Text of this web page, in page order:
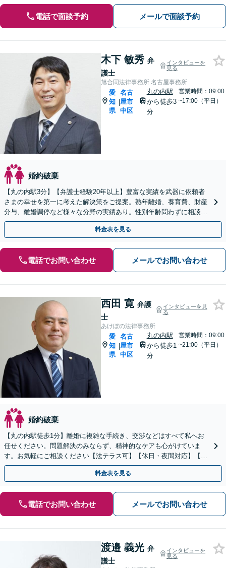
電話で面談予約 メールで面談予約
木下 敏秀 弁
護士
インタビューを
見る
旭合同法律事務所 名古屋事務所
愛
知
県
|
名古
屋市
中区
丸の内駅
から徒歩3
分
営業時間：09:00
~17:00（平日）
婚約破棄
【丸の内駅3分】【弁護士経験20年以上】豊富な実績を武器に依頼者
さまの幸せを第一に考えた解決策をご提案。熟年離婚、養育費、財産
分与、離婚調停など様々な分野の実績あり。性別年齢問わずに相談を
受け付けています。【初回面談無料】【夜間休日対応可】
料金表を見る
電話でお問い合わせ メールでお問い合わせ
西田 寛 弁護
士
インタビューを見
る
あけぼの法律事務所
愛
知
県
|
名古
屋市
中区
丸の内駅
から徒歩1
分
営業時間：09:00
~21:00（平日）
婚約破棄
【丸の内駅徒歩1分】離婚に複雑な手続き、交渉などはすべて私へお
任せください。問題解決のみならず、精神的なケアも心がけていま
す。お気軽にご相談ください【法テラス可】【休日・夜間対応】【初
回相談30分無料】企業勤めの経験がある弁護士です。
料金表を見る
電話でお問い合わせ メールでお問い合わせ
渡邉 義光 弁
護士
インタビューを
見る